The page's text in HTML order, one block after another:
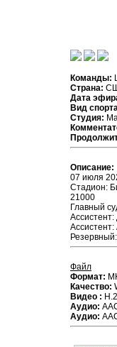
Команды:
Страна:
Дата
Вид
Студия:
Описание:
07 июля
Стадион:
21000
Главный
Файл
Формат:
Качество:
Видео :
Аудио:
Аудио: